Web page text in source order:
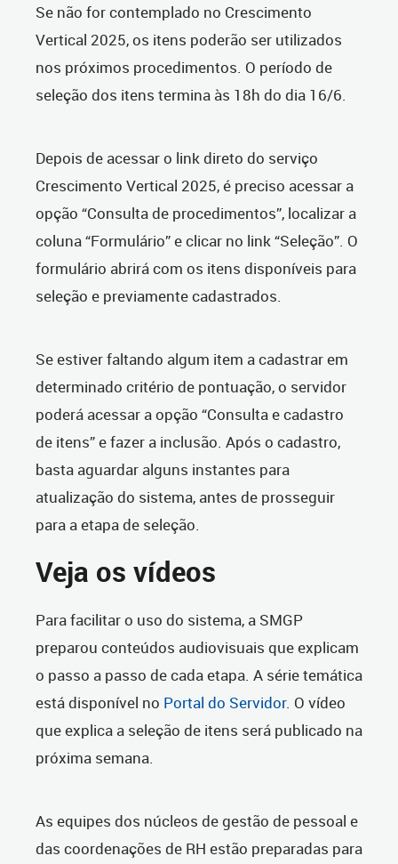
Se não for contemplado no Crescimento
Vertical 2025, os itens poderão ser utilizados
nos próximos procedimentos. O período de
seleção dos itens termina às 18h do dia 16/6.
Depois de acessar o link direto do serviço
Crescimento Vertical 2025, é preciso acessar a
opção “Consulta de procedimentos”, localizar a
coluna “Formulário” e clicar no link “Seleção”. O
formulário abrirá com os itens disponíveis para
seleção e previamente cadastrados.
Se estiver faltando algum item a cadastrar em
determinado critério de pontuação, o servidor
poderá acessar a opção “Consulta e cadastro
de itens” e fazer a inclusão. Após o cadastro,
basta aguardar alguns instantes para
atualização do sistema, antes de prosseguir
para a etapa de seleção.
Veja os vídeos
Para facilitar o uso do sistema, a SMGP
preparou conteúdos audiovisuais que explicam
o passo a passo de cada etapa. A série temática
está disponível no Portal do Servidor. O vídeo
que explica a seleção de itens será publicado na
próxima semana.
As equipes dos núcleos de gestão de pessoal e
das coordenações de RH estão preparadas para